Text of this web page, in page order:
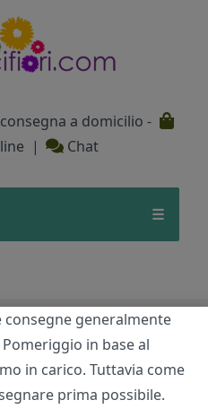
a domicilio -
| Chat
☰
tempogeneralmente
in base al
in carico. Tuttavia come
prima possibile.